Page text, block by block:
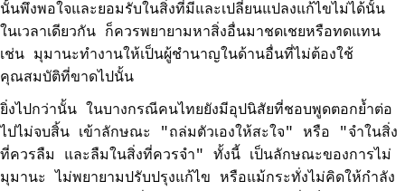
นั้นพึงพอใจและยอมรับในสิ่งที่มีและเปลี่ยนแปลงแก้ไขไม่ได้นั้น
ในเวลาเดียวกัน ก็ควรพยายามหาสิ่งอื่นมาชดเชยหรือทดแทน
เช่น มุมานะทำงานให้เป็นผู้ชำนาญในด้านอื่นที่ไม่ต้องใช้
คุณสมบัติที่ขาดไปนั้น
ยิ่งไปกว่านั้น ในบางกรณีคนไทยยังมีอุปนิสัยที่ชอบพูดตอกย้ำต่อ
ไปไม่จบสิ้น เข้าลักษณะ "ถล่มตัวเองให้สะใจ" หรือ "จำในสิ่ง
ที่ควรลืม และลืมในสิ่งที่ควรจำ" ทั้งนี้ เป็นลักษณะของการไม่
มุมานะ ไม่พยายามปรับปรุงแก้ไข หรือแม้กระทั่งไม่คิดให้กำลัง